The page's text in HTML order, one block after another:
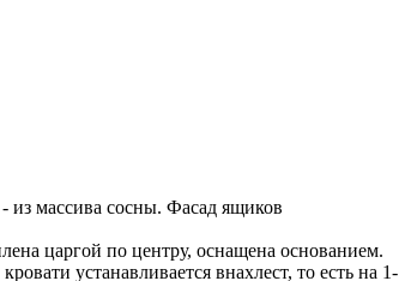
из массива сосны. Фасад ящиков
царгой по центру, оснащена основанием.
устанавливается внахлест, то есть на 1-